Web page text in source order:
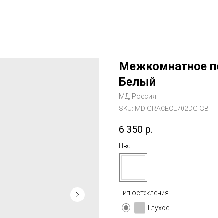
Межкомнатное
Белый
МД, Россия
SKU: MD-GRACECL702DG-GB
6 350 р.
Цвет
Тип остекления
Глухое